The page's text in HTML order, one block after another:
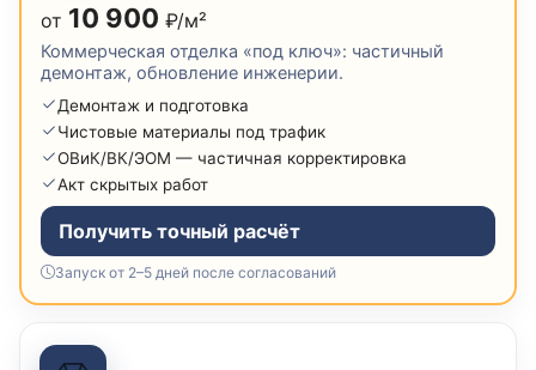
от 10 900 ₽/м²
Коммерческая отделка «под ключ»: частичный
демонтаж, обновление инженерии.
Демонтаж и подготовка
Чистовые материалы под трафик
ОВиК/ВК/ЭОМ — частичная корректировка
Акт скрытых работ
Получить точный расчёт
Запуск от 2–5 дней после согласований